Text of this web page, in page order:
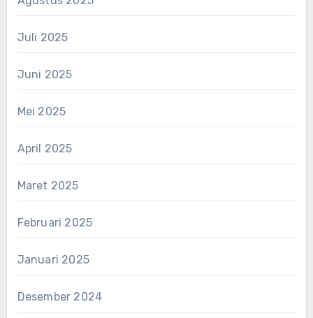
Juli 2025
Juni 2025
Mei 2025
April 2025
Maret 2025
Februari 2025
Januari 2025
Desember 2024